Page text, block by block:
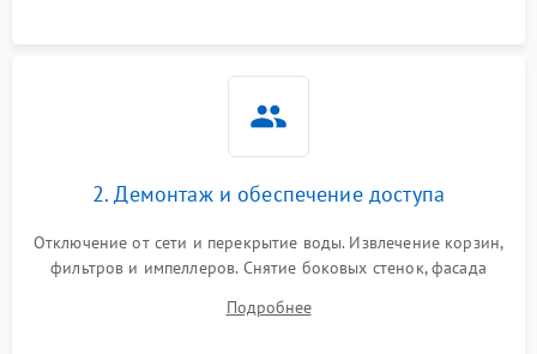
2. Демонтаж и обеспечение доступа
Отключение от сети и перекрытие воды. Извлечение корзин,
фильтров и импеллеров. Снятие боковых стенок, фасада
циркуляционному насосу, ТЭНу и сливной помпе.
Подробнее